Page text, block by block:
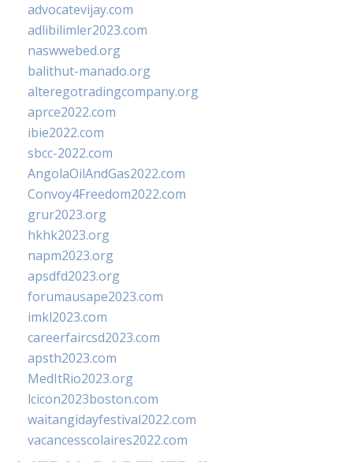
advocatevijay.com
adlibilimler2023.com
naswwebed.org
balithut-manado.org
alteregotradingcompany.org
aprce2022.com
ibie2022.com
sbcc-2022.com
AngolaOilAndGas2022.com
Convoy4Freedom2022.com
grur2023.org
hkhk2023.org
napm2023.org
apsdfd2023.org
forumausape2023.com
imkl2023.com
careerfaircsd2023.com
apsth2023.com
MedItRio2023.org
lcicon2023boston.com
waitangidayfestival2022.com
vacancesscolaires2022.com